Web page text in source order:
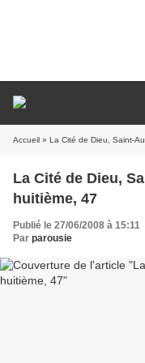
Accueil » La Cité de Dieu, Saint-
La Cité de Dieu,
huitième, 47
Publié le 27/06/2008 à 15:11
Par parousie